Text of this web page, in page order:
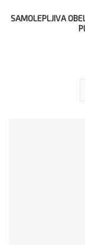
SAMOLEPLJIVA